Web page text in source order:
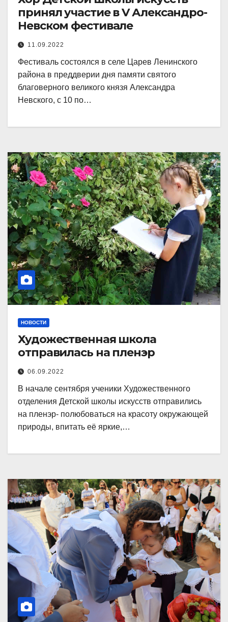
принял участие в V Александро-
Невском фестивале
11.09.2022
Фестиваль состоялся в селе Царев Ленинского
района в преддверии дня памяти святого
благоверного великого князя Александра
Невского, с 10 по…
НОВОСТИ
Художественная школа
отправилась на пленэр
06.09.2022
В начале сентября ученики Художественного
отделения Детской школы искусств отправились
на пленэр- полюбоваться на красоту окружающей
природы, впитать её яркие,…